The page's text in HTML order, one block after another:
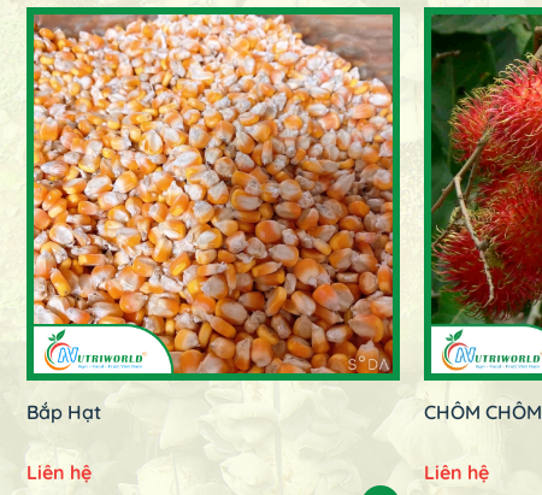
Bắp Hạt
Liên hệ
CHÔM CHÔM
Liên hệ